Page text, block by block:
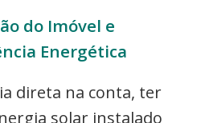
do Imóvel e
Energética
direta na conta, ter
solar instalado